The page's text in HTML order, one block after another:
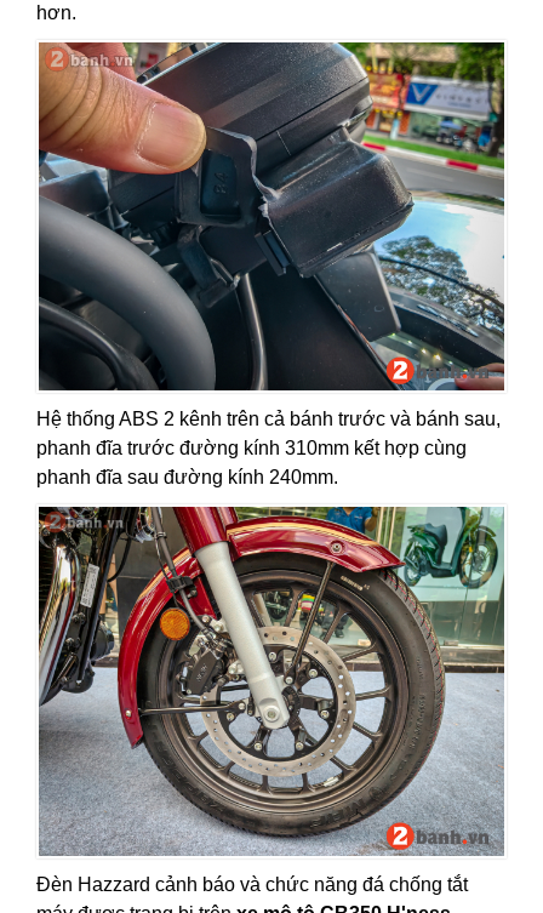
hơn.
Hệ thống ABS 2 kênh trên cả bánh trước và bánh sau,
phanh đĩa trước đường kính 310mm kết hợp cùng
phanh đĩa sau đường kính 240mm.
Đèn Hazzard cảnh báo và chức năng đá chống tắt